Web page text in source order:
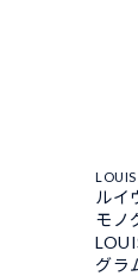
ルイ
モノ
グラ